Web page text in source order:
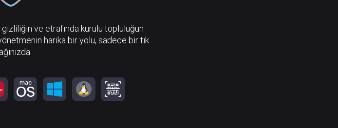
ve etrafında kurulu topluluğun
yönetmenin harika bir yolu, sadece bir tık